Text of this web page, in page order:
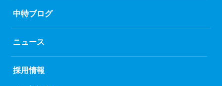
中特ブログ
ニュース
採用情報